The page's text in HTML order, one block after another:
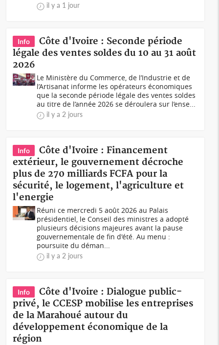
il y a 1 jour
Info
Côte d'Ivoire : Seconde période
légale des ventes soldes du 10 au 31 août
2026
Le Ministère du Commerce, de l’Industrie et de
l’Artisanat informe les opérateurs économiques
que la seconde période légale des ventes soldes
au titre de l’année 2026 se déroulera sur l’ense...
il y a 2 jours
Info
Côte d'Ivoire : Financement
extérieur, le gouvernement décroche
plus de 270 milliards FCFA pour la
sécurité, le logement, l'agriculture et
l'energie
Réuni ce mercredi 5 août 2026 au Palais
présidentiel, le Conseil des ministres a adopté
plusieurs décisions majeures avant la pause
gouvernementale de fin d'été. Au menu :
poursuite du déman...
il y a 2 jours
Info
Côte d'Ivoire : Dialogue public-
privé, le CCESP mobilise les entreprises
de la Marahoué autour du
développement économique de la
région